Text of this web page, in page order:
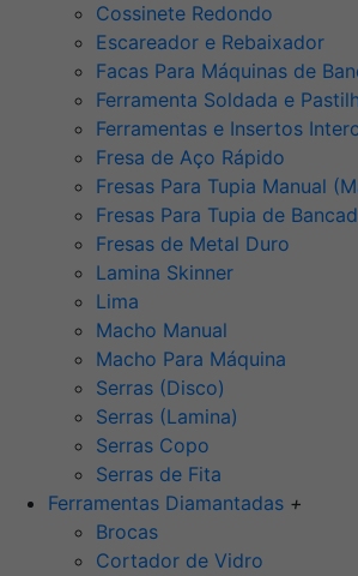
Cossinete Redondo
Escareador e Rebaixador
Facas Para Máquinas de
Ferramenta Soldada e
Ferramentas e Insertos
Fresa de Aço Rápido
Fresas Para Tupia Manual
Fresas Para Tupia de
Fresas de Metal Duro
Lamina Skinner
Lima
Macho Manual
Macho Para Máquina
Serras (Disco)
Serras (Lamina)
Serras Copo
Serras de Fita
Ferramentas Diamantadas +
Brocas
Cortador de Vidro